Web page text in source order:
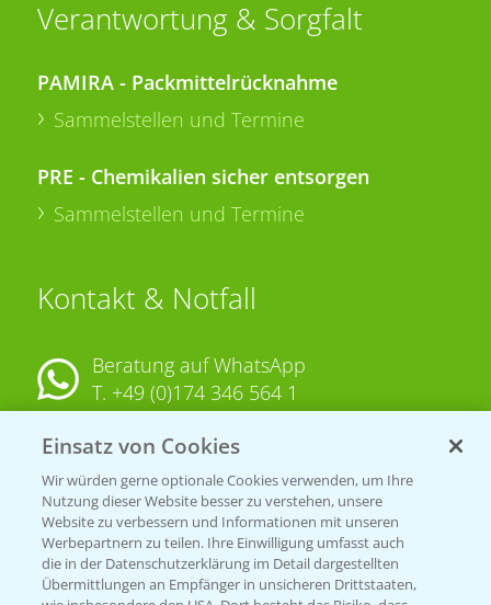
Verantwortung & Sorgfalt
PAMIRA - Packmittelrücknahme
Sammelstellen und Termine
PRE - Chemikalien sicher entsorgen
Sammelstellen und Termine
Kontakt & Notfall
Beratung auf WhatsApp
T. +49 (0)174 346 564 1
KONTAKT
Hilfe in Notfällen
T.+49 (0)214/30-20220
Einsatz von Cookies
Wir würden gerne optionale Cookies verwenden, um Ihre
Nutzung dieser Website besser zu verstehen, unsere
Website zu verbessern und Informationen mit unseren
Werbepartnern zu teilen. Ihre Einwilligung umfasst auch
die in der Datenschutzerklärung im Detail dargestellten
Übermittlungen an Empfänger in unsicheren Drittstaaten,